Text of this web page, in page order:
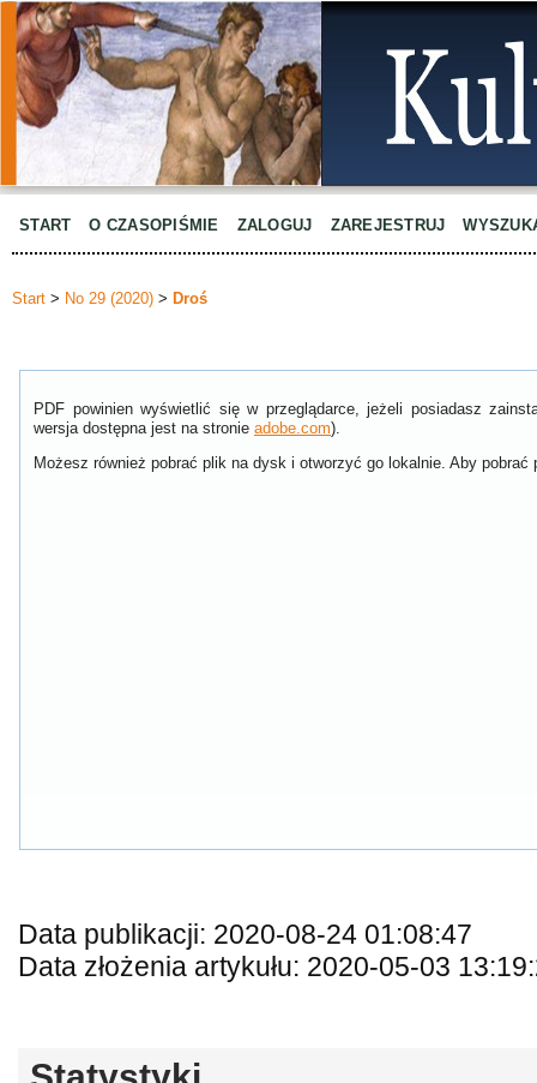
START O CZASOPIŚMIE ZALOGUJ ZAREJESTRUJ
Start > No 29 (2020) > Droś
PDF powinien wyświetlić się w przeglądarce, jeżeli posiadasz
wersja dostępna jest na stronie adobe.com).
Możesz również pobrać plik na dysk i otworzyć go lokalnie. Aby
Data publikacji: 2020-08-24 01:08:47
Data złożenia artykułu: 2020-05-03